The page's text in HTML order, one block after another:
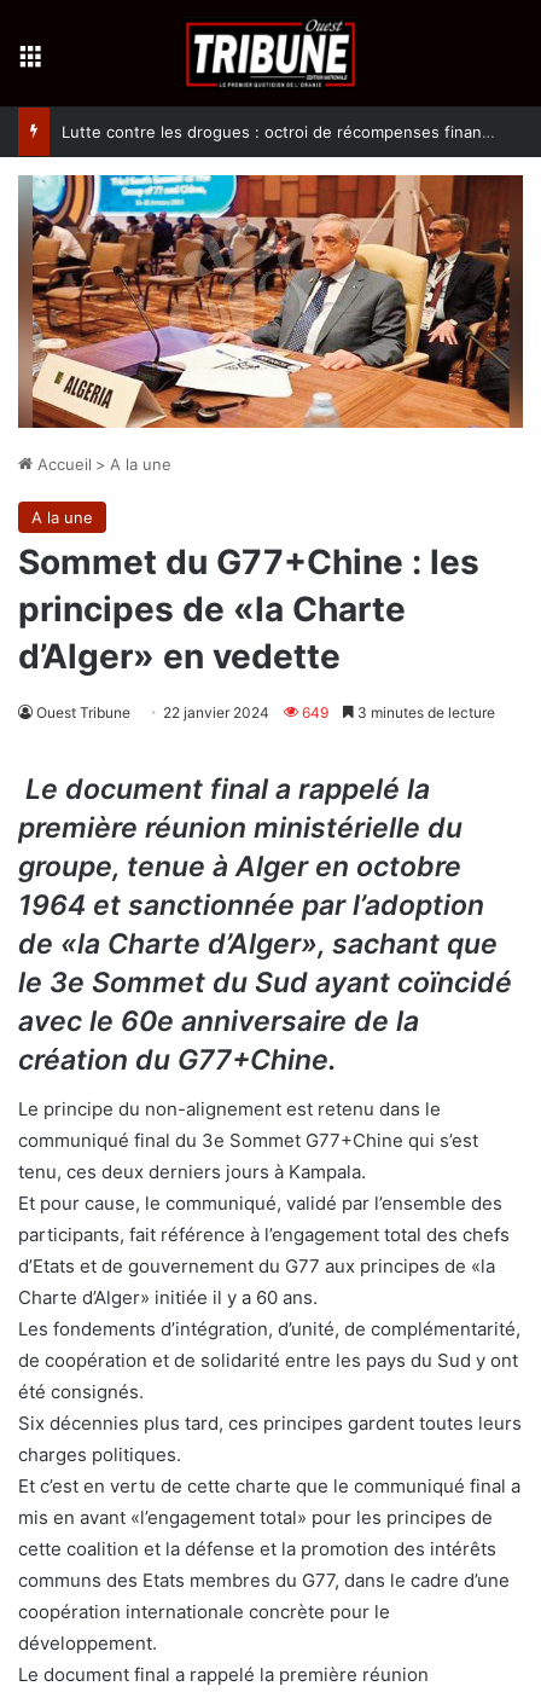
Lutte contre les drogues : octroi de récompenses financières aux dénonciateurs de trafiquants
Accueil > A la une
A la une
Sommet du G77+Chine : les
principes de «la Charte
d’Alger» en vedette
Ouest Tribune 22 janvier 2024 649 3 minutes de lecture
Le document final a rappelé la
première réunion ministérielle du
groupe, tenue à Alger en octobre
1964 et sanctionnée par l’adoption
de «la Charte d’Alger», sachant que
le 3e Sommet du Sud ayant coïncidé
avec le 60e anniversaire de la
création du G77+Chine.
Le principe du non-alignement est retenu dans le
communiqué final du 3e Sommet G77+Chine qui s’est
tenu, ces deux derniers jours à Kampala.
Et pour cause, le communiqué, validé par l’ensemble des
participants, fait référence à l’engagement total des chefs
d’Etats et de gouvernement du G77 aux principes de «la
Charte d’Alger» initiée il y a 60 ans.
Les fondements d’intégration, d’unité, de complémentarité,
de coopération et de solidarité entre les pays du Sud y ont
été consignés.
Six décennies plus tard, ces principes gardent toutes leurs
charges politiques.
Et c’est en vertu de cette charte que le communiqué final a
mis en avant «l’engagement total» pour les principes de
cette coalition et la défense et la promotion des intérêts
communs des Etats membres du G77, dans le cadre d’une
coopération internationale concrète pour le
développement.
Le document final a rappelé la première réunion